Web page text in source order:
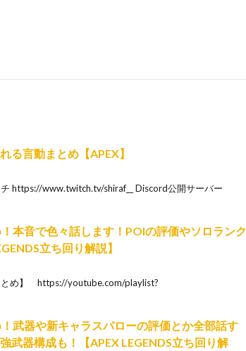
る言動まとめ【APEX】
https://www.twitch.tv/shiraf__ Discord公開サーバー
本音で色々話します！POIの評価やソロランク
立ち回り解説】
とめ】 https://youtube.com/playlist?
武器や新キャラスパローの評価とか全部話す
武器構成も！【APEX LEGENDS立ち回り解